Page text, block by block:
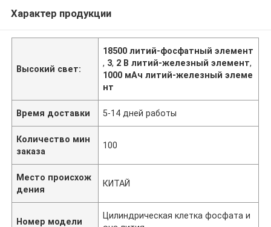
Характер продукции
Высокий свет:
18500 литий-фосфатный элемент
, 3, 2 В литий-железный элемент,
1000 мАч литий-железный элеме
нт
Время доставки 5-14 дней работы
Количество мин
заказа
100
Место происхож
дения
КИТАЙ
Номер модели
Цилиндрическая клетка фосфата и